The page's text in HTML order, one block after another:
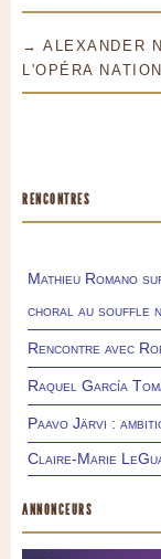
→ ALEXANDER
L'OPÉRA
RENCONTRES
Mathieu Romano
choral au souffle
Rencontre avec
Raquel García
Paavo Järvi :
Claire-Marie
ANNONCEURS